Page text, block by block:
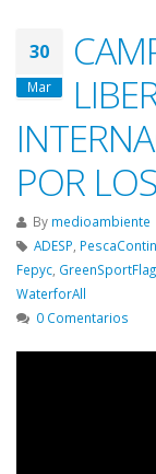
30
Mar
POR
By medioambiente
ADESP
Fepyc GreenSportFlag
WaterforAll
0 Comentarios